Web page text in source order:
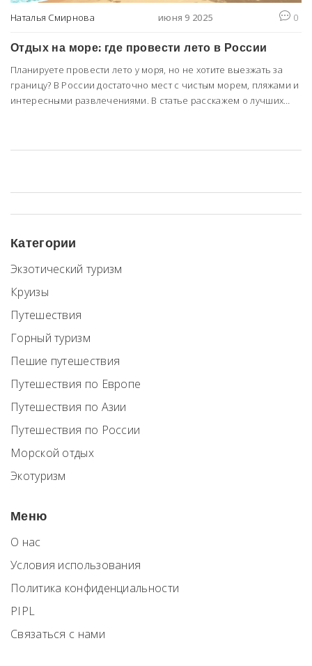
Наталья Смирнова июня 9 2025 0
Отдых на море: где провести лето в России
Планируете провести лето у моря, но не хотите выезжать за
границу? В России достаточно мест с чистым морем, пляжами и
интересными развлечениями. В статье расскажем о лучших
Категории
Экзотический туризм
Круизы
Путешествия
Горный туризм
Пешие путешествия
Путешествия по Европе
Путешествия по Азии
Путешествия по России
Морской отдых
Экотуризм
Меню
О нас
Условия использования
Политика конфиденциальности
PIPL
Связаться с нами